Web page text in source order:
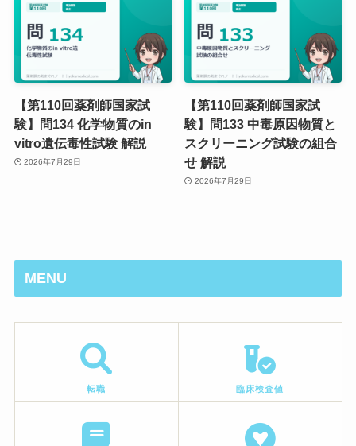
【第110回薬剤師国家試
験】問134 化学物質のin
vitro遺伝毒性試験 解説
2026年7月29日
【第110回薬剤師国家試
験】問133 中毒原因物質と
スクリーニング試験の組合
せ 解説
2026年7月29日
MENU
転職 臨床検査値